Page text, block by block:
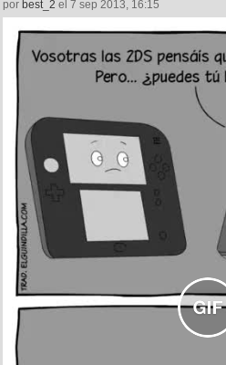
por best_2 el 7 sep 2013, 16:15